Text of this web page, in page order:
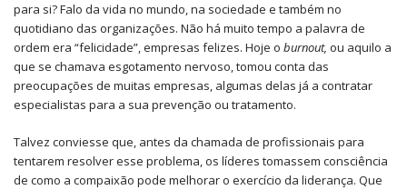
para si? Falo da vida no mundo, na sociedade e também no
quotidiano das organizações. Não há muito tempo a palavra de
ordem era “felicidade”, empresas felizes. Hoje o burnout, ou aquilo a
que se chamava esgotamento nervoso, tomou conta das
preocupações de muitas empresas, algumas delas já a contratar
especialistas para a sua prevenção ou tratamento.
Talvez conviesse que, antes da chamada de profissionais para
tentarem resolver esse problema, os líderes tomassem consciência
de como a compaixão pode melhorar o exercício da liderança. Que